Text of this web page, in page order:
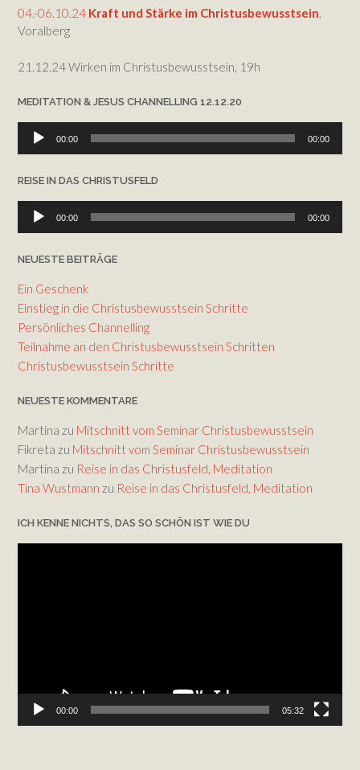
04.-06.10.24 Kraft und Stärke im Christusbewusstsein,
Voralberg
21.12.24 Wirken im Christusbewusstsein, 19h
MEDITATION & JESUS CHANNELLING 12.12.20
Audio-
Player
00:00 00:00
REISE IN DAS CHRISTUSFELD
Audio-
Player
00:00 00:00
NEUESTE BEITRÄGE
Ein Geschenk
Einstieg in die Christusbewusstsein Schritte
Persönliches Channelling
Teilnahme an den Christusbewusstsein Schritten
Christusbewusstsein Schritte
NEUESTE KOMMENTARE
Martina zu Mitschnitt vom Seminar Christusbewusstsein
Fikreta zu Mitschnitt vom Seminar Christusbewusstsein
Martina zu Reise in das Christusfeld, Meditation
Tina Wustmann zu Reise in das Christusfeld, Meditation
ICH KENNE NICHTS, DAS SO SCHÖN IST WIE DU
00:00 05:32